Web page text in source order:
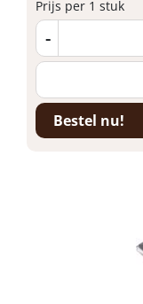
Prijs per 1 stuk
-
Bestel nu!